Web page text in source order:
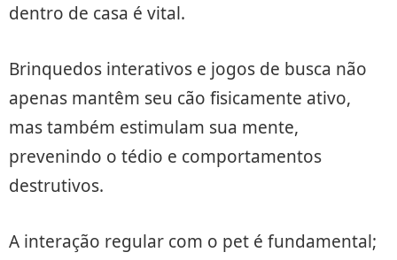
dentro de casa é vital.
Brinquedos interativos e jogos de busca não
apenas mantêm seu cão fisicamente ativo,
mas também estimulam sua mente,
prevenindo o tédio e comportamentos
destrutivos.
A interação regular com o pet é fundamental;